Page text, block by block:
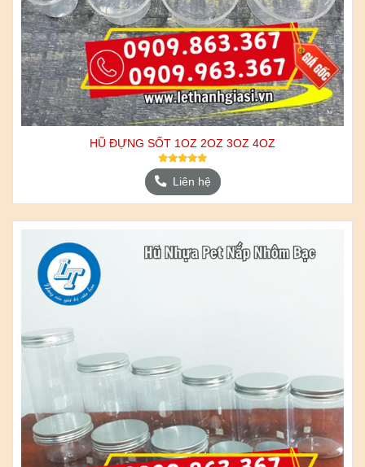
HŨ ĐỰNG SỐT 1OZ 2OZ 3OZ 4OZ
Liên hệ